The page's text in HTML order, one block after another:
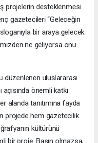
projelerin desteklenmesi
gazetecileri “Geleceğin
bir araya gelecek.
ne geliyorsa onu
uluslararası
açısında önemli katkı
alanda tanıtımına fayda
projede hem gazetecilik
kültürünü
bir proje. Basın olmazsa,